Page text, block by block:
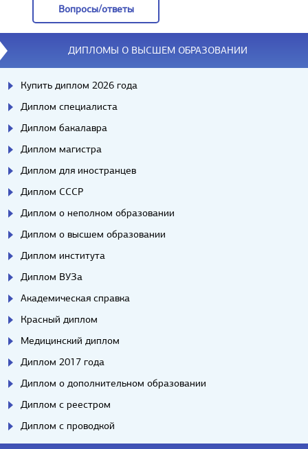
Вопросы/ответы
Вопросы/ответы
ДИПЛОМЫ О ВЫСШЕМ ОБРАЗОВАНИИ
Купить диплом 2026 года
Диплом специалиста
Диплом бакалавра
Диплом магистра
Диплом для иностранцев
Диплом СССР
Диплом о неполном образовании
Диплом о высшем образовании
Диплом института
Диплом ВУЗа
Академическая справка
Красный диплом
Медицинский диплом
Диплом 2017 года
Диплом о дополнительном образовании
Диплом с реестром
Диплом с проводкой